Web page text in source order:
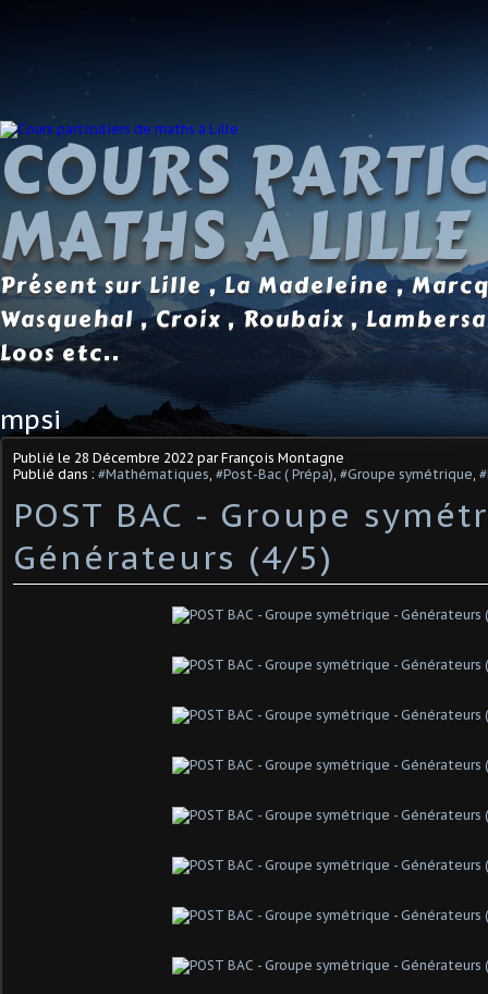
COURS
MATHS À LILLE
Présent sur Lille , La Madeleine ,
Wasquehal , Croix , Roubaix ,
Loos etc..
mpsi
Publié le 28 Décembre 2022 par François Montagne
Publié dans : #Mathématiques #Post-Bac ( Prépa) #Groupe symétrique
POST BAC - Groupe
Générateurs (4/5)